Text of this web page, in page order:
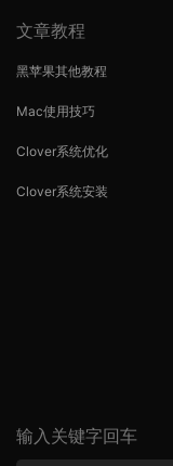
文章教程
黑苹果其他教程
Mac使用技巧
Clover系统优化
Clover系统安装
输入关键字回车